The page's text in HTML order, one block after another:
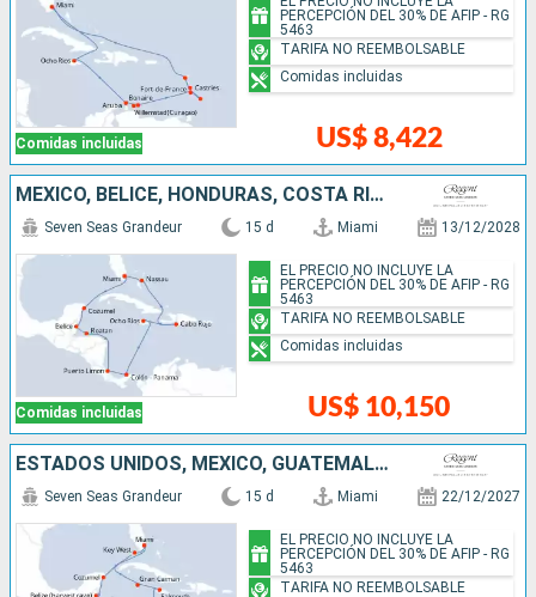
Comidas incluidas US$ 8,422
PERCEPCIÓN DEL 30% DE AFIP - RG
5463
TARIFA NO REEMBOLSABLE
Comidas incluidas
MÉXICO, BELICE, HONDURAS, COSTA RICA, PANAMÁ, JAMAICA, REPÚBLICA DOMINICANA, BAHAMAS, ESTADOS UNIDOS
Comidas incluidas
Seven Seas Grandeur 15 d Miami 13/12/2028
US$ 10,150
EL PRECIO NO INCLUYE LA
PERCEPCIÓN DEL 30% DE AFIP - RG
5463
TARIFA NO REEMBOLSABLE
Comidas incluidas
ESTADOS UNIDOS, MÉXICO, GUATEMALA, BELICE, HONDURAS, COSTA RICA, PANAMÁ, JAMAICA, ISLAS CAIMÁN
Seven Seas Grandeur 15 d Miami 22/12/2027
EL PRECIO NO INCLUYE LA
PERCEPCIÓN DEL 30% DE AFIP - RG
5463
TARIFA NO REEMBOLSABLE